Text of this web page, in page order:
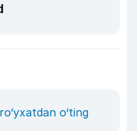
ro‘yxatdan o‘ting